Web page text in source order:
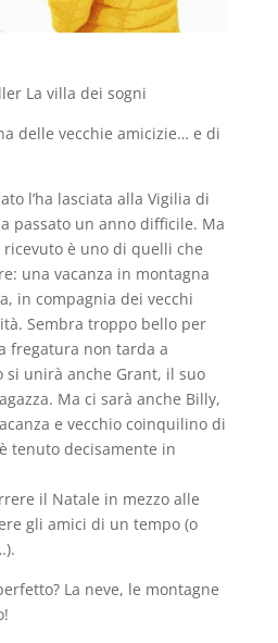
La villa dei sogni
delle vecchie amicizie… e di
l’ha lasciata alla Vigilia di
passato un anno difficile. Ma
ricevuto è uno di quelli che
una vacanza in montagna
in compagnia dei vecchi
Sembra troppo bello per
fregatura non tarda a
unirà anche Grant, il suo
Ma ci sarà anche Billy,
e vecchio coinquilino di
tenuto decisamente in
il Natale in mezzo alle
gli amici di un tempo (o
La neve, le montagne